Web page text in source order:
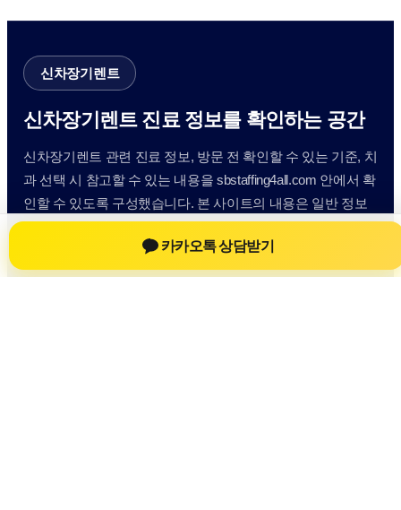
신차장기렌트
신차장기렌트 진료 정보를 확인하는 공간
신차장기렌트 관련 진료 정보, 방문 전 확인할 수 있는 기준, 치
과 선택 시 참고할 수 있는 내용을 sbstaffing4all.com 안에서 확
인할 수 있도록 구성했습니다. 본 사이트의 내용은 일반 정보
제공을 위한 자료이며, 실제 진료 판단은 의료기관 상담을 통
해 확인하는 것이 필요합니다.카카오톡 상담받기